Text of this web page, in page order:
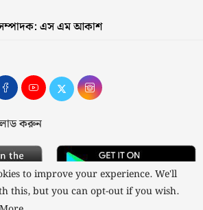
এস এম আকাশ
করুন
to improve your experience. We'll
this, but you can opt-out if you wish.